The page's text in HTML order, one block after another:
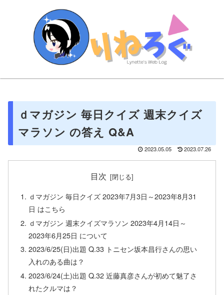
ｄマガジン 毎日クイズ 週末クイズ
マラソン の答え Q&A
2023.05.05 2023.07.26
目次
ｄマガジン 毎日クイズ 2023年7月3日～2023年8月31
日 はこちら
ｄマガジン 週末クイズマラソン 2023年4月14日～
2023年6月25日 について
2023/6/25(日)出題 Q.33 トニセン坂本昌行さんの思い
入れのある曲は？
2023/6/24(土)出題 Q.32 近藤真彦さんが初めて魅了さ
れたクルマは？